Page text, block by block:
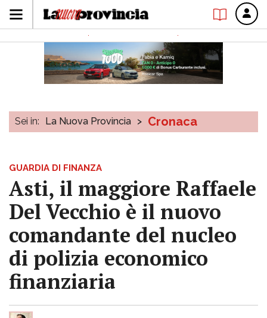
Sei in: La Nuova Provincia > Cronaca
GUARDIA DI FINANZA
Asti, il maggiore Raffaele
Del Vecchio è il nuovo
comandante del nucleo
di polizia economico
finanziaria